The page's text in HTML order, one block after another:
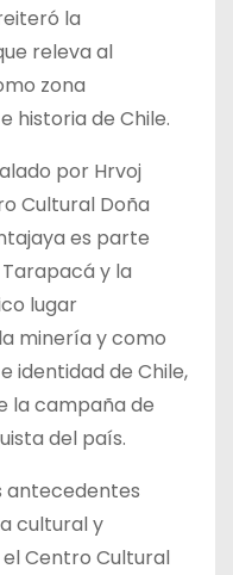
la
releva al
zona
historia de Chile.
por Hrvoj
Cultural Doña
es parte
y la
lugar
minería y como
identidad de Chile,
la campaña de
del país.
antecedentes
cultural y
Centro Cultural